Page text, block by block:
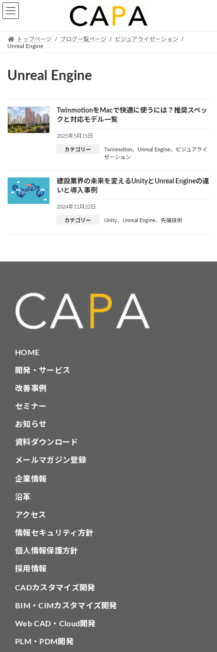
Skip
the
Skip
the
トップページ ブログ一覧ページ
ビジュアライゼーション
Unreal Engine
Unreal Engine
TwinmotionをMacで快適に使うには？推奨スペッ
クと対応モデル一覧
2025年5月15日
カテゴリー Twinmotion、 Unreal Engine、
ビジュアライ
ゼーション
建設業界の未来を変えるUnityとUnreal Engineの違
いと導入事例
2024年11月22日
カテゴリー Unity、 Unreal Engine、 先端技術
HOME
開発・サービス
改善事例
セミナー
お知らせ
資料ダウンロード
メールマガジン登録
企業情報
沿革
アクセス
情報セキュリティ方針
個人情報保護方針
採用情報
CADカスタマイズ開発
BIM・CIMカスタマイズ開発
Web CAD・Cloud開発
PLM・PDM開発